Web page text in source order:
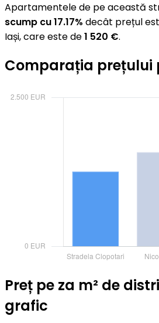
Apartamentele de pe această
scump cu 17.17% decât prețul
Iași, care este de1 520 €.
Comparația prețului
Preț pe za m² de
grafic